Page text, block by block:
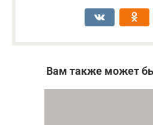
Вам также может